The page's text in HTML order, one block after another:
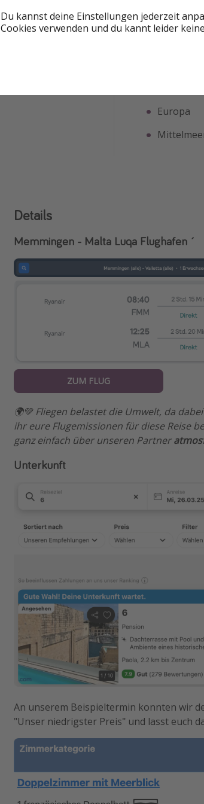
Europa
Details
Memmingen - Malta Luqa Flughafen ´
ZUM FLUG
🌍💚 Fliegen belastet die Umwelt, da
ihr eure Flugemissionen für diese Reise
ganz einfach über unseren Partner
Unterkunft
An unserem Beispieltermin konnten wir
"Unser niedrigster Preis" und lasst euch
Du kannst deine Einstellungen jederzeit
Cookies verwenden und du kannt leider